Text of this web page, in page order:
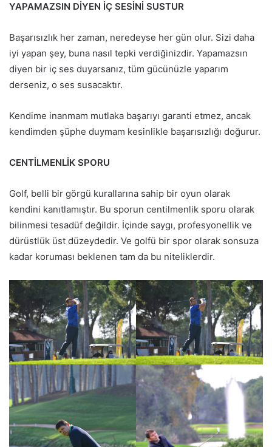
YAPAMAZSIN DİYEN İÇ SESİNİ SUSTUR
Başarısızlık her zaman, neredeyse her gün olur. Sizi daha
iyi yapan şey, buna nasıl tepki verdiğinizdir. Yapamazsın
diyen bir iç ses duyarsanız, tüm gücünüzle yaparım
derseniz, o ses susacaktır.
Kendime inanmam mutlaka başarıyı garanti etmez, ancak
kendimden şüphe duymam kesinlikle başarısızlığı doğurur.
CENTİLMENLİK SPORU
Golf, belli bir görgü kurallarına sahip bir oyun olarak
kendini kanıtlamıştır. Bu sporun centilmenlik sporu olarak
bilinmesi tesadüf değildir. İçinde saygı, profesyonellik ve
dürüstlük üst düzeydedir. Ve golfü bir spor olarak sonsuza
kadar koruması beklenen tam da bu niteliklerdir.